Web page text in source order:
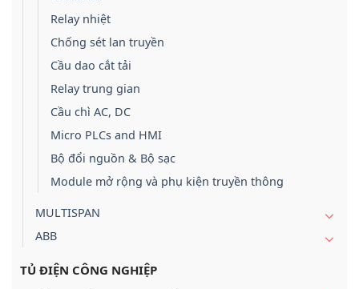
Relay nhiệt
Chống sét lan truyền
Cầu dao cắt tải
Relay trung gian
Cầu chì AC, DC
Micro PLCs and HMI
Bộ đổi nguồn & Bộ sạc
Module mở rộng và phụ kiện truyền thông
MULTISPAN
ABB
TỦ ĐIỆN CÔNG NGHIỆP